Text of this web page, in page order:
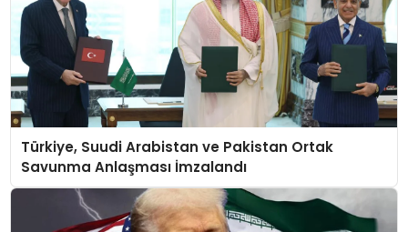
Türkiye, Suudi Arabistan ve Pakistan Ortak
Savunma Anlaşması İmzalandı